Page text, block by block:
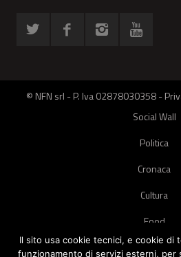
© NFN srl - P. Iva 02878030358 -
Social Wall
Politica
Cronaca
Cultura
Food
Green
Il sito usa cookie tecnici, e cookie di
funzionamento di servizi esterni, per